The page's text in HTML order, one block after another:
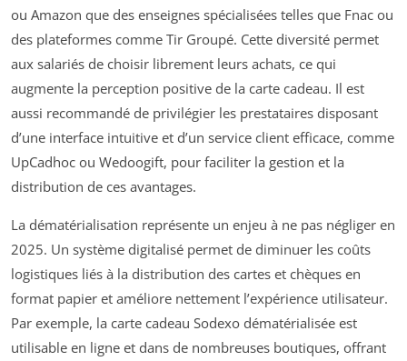
ou Amazon que des enseignes spécialisées telles que Fnac ou
des plateformes comme Tir Groupé. Cette diversité permet
aux salariés de choisir librement leurs achats, ce qui
augmente la perception positive de la carte cadeau. Il est
aussi recommandé de privilégier les prestataires disposant
d’une interface intuitive et d’un service client efficace, comme
UpCadhoc ou Wedoogift, pour faciliter la gestion et la
distribution de ces avantages.
La dématérialisation représente un enjeu à ne pas négliger en
2025. Un système digitalisé permet de diminuer les coûts
logistiques liés à la distribution des cartes et chèques en
format papier et améliore nettement l’expérience utilisateur.
Par exemple, la carte cadeau Sodexo dématérialisée est
utilisable en ligne et dans de nombreuses boutiques, offrant